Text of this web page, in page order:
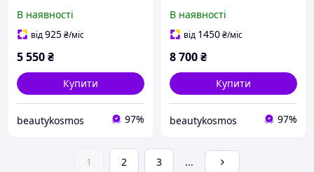
шкіри" Dermalogica Best
Cleanse Glow
В наявності
від925₴/міс
5 550₴
Купити
beautykosmos 97%
В наявності
від 1450₴/міс
8 700₴
Купити
beautykosmos 97%
1 2 3 ...